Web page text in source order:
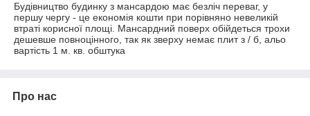
Будівництво будинку з мансардою має безліч переваг, у
першу чергу - це економія кошти при порівняно невеликій
втраті корисної площі. Мансардний поверх обійдеться трохи
дешевше повноцінного, так як зверху немає плит з / б, альо
вартість 1 м. кв. обштука
Про нас